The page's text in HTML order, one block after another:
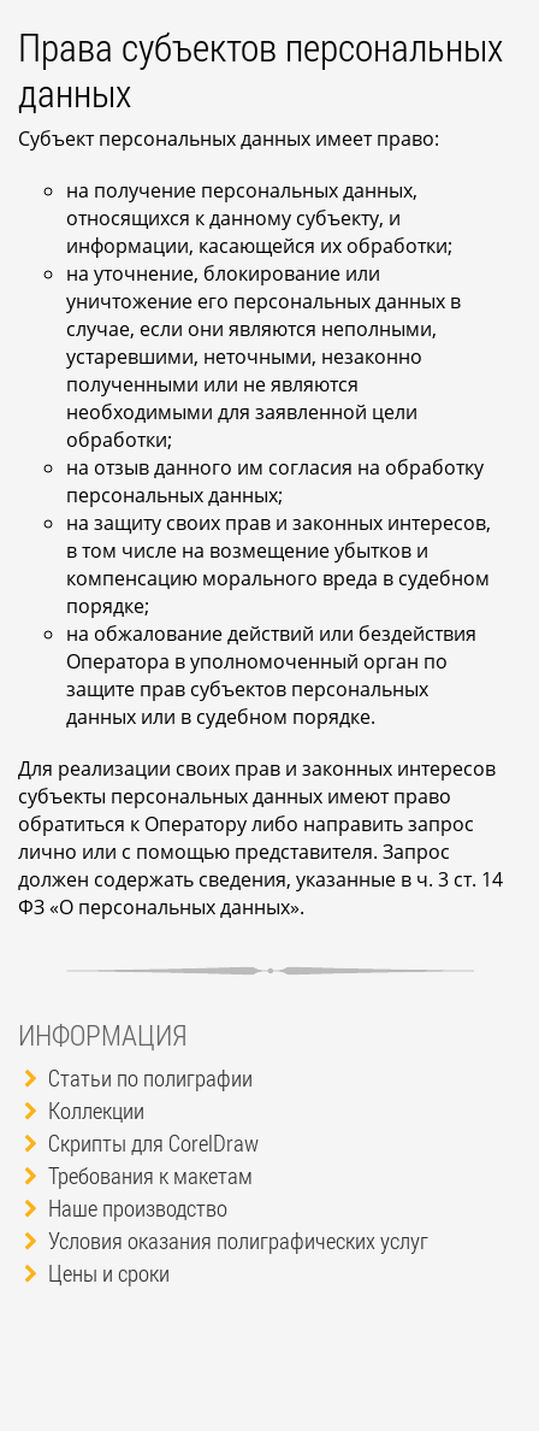
Права субъектов персональных
данных
Субъект персональных данных имеет право:
на получение персональных данных,
относящихся к данному субъекту, и
информации, касающейся их обработки;
на уточнение, блокирование или
уничтожение его персональных данных в
случае, если они являются неполными,
устаревшими, неточными, незаконно
полученными или не являются
необходимыми для заявленной цели
обработки;
на отзыв данного им согласия на обработку
персональных данных;
на защиту своих прав и законных интересов,
в том числе на возмещение убытков и
компенсацию морального вреда в судебном
порядке;
на обжалование действий или бездействия
Оператора в уполномоченный орган по
защите прав субъектов персональных
данных или в судебном порядке.
Для реализации своих прав и законных интересов
субъекты персональных данных имеют право
обратиться к Оператору либо направить запрос
лично или с помощью представителя. Запрос
должен содержать сведения, указанные в ч. 3 ст. 14
ФЗ «О персональных данных».
ИНФОРМАЦИЯ
Статьи по полиграфии
Коллекции
Скрипты для CorelDraw
Требования к макетам
Наше производство
Условия оказания полиграфических услуг
Цены и сроки